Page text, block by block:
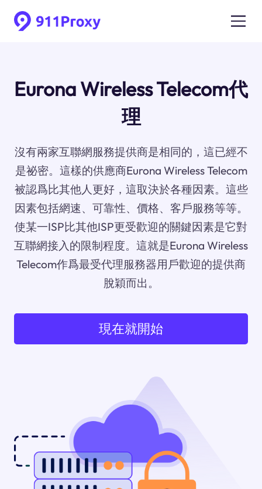
Eurona Wireless Telecom代
理
沒有兩家互聯網服務提供商是相同的，這已經不
是祕密。這樣的供應商Eurona Wireless Telecom
被認爲比其他人更好，這取決於各種因素。這些
因素包括網速、可靠性、價格、客戶服務等等。
使某一ISP比其他ISP更受歡迎的關鍵因素是它對
互聯網接入的限制程度。這就是Eurona Wireless
Telecom作爲最受代理服務器用戶歡迎的提供商
脫穎而出。
現在就開始